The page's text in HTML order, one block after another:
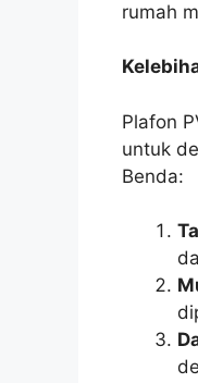
rumah
Plafon
untuk
Benda: